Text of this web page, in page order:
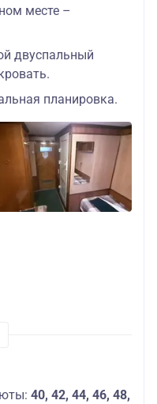
месте –
двуспальный
планировка.
40, 42, 44, 46, 48,